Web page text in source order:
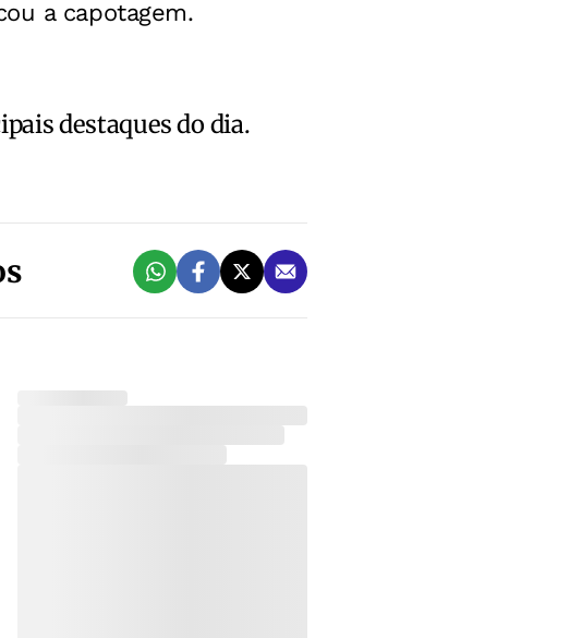
a capotagem.
destaques do dia.